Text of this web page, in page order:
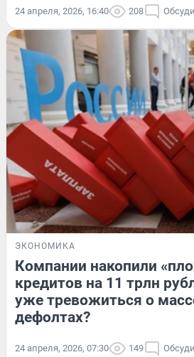
24 апреля, 2026, 16:40 208
ЭКОНОМИКА
Компании накопили
кредитов на 11 трлн
уже тревожиться о
дефолтах?
24 апреля, 2026, 07:30 149